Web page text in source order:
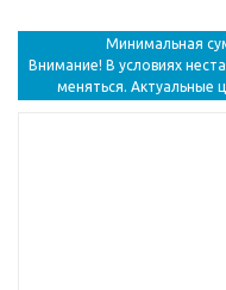
Минимальная
Внимание! В условиях
меняться. Актуальные